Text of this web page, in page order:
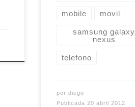
mobile movil
samsung galaxy
nexus
telefono
por diego
Publicada 20 abril 2012